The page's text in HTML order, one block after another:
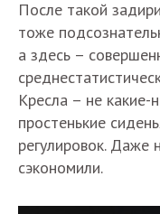
После такой
тоже
а здесь –
Кресла – не какие-
простенькие
регулировок. Даже
сэкономили.